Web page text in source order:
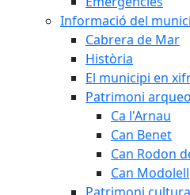
Informació del
Cabrera de Mar
Història
El municipi en
Patrimoni
Ca l'Arnau
Can Benet
Can Rodon
Can Modolell